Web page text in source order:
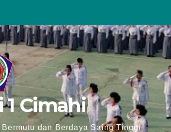
1 Cimahi
dan Berdaya Saing Tinggi